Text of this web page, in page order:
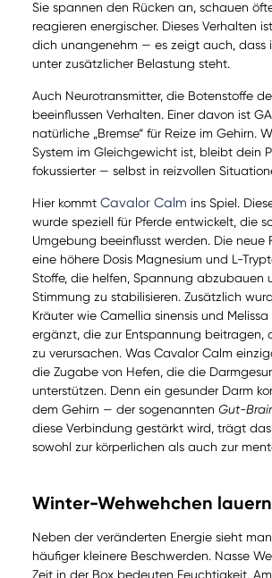
Sie spannen den Rücken an, schauen
reagieren energischer. Dieses Verhalten
dich unangenehm — es zeigt auch, dass
unter zusätzlicher Belastung steht.
Auch Neurotransmitter, die Botenstoffe
beeinflussen Verhalten. Einer davon ist
natürliche „Bremse“ für Reize im Gehirn.
System im Gleichgewicht ist, bleibt dein
fokussierter — selbst in reizvollen
Hier kommt Cavalor Calm ins Spiel.
wurde speziell für Pferde entwickelt, die
Umgebung beeinflusst werden. Die neue
eine höhere Dosis Magnesium und L-
Stoffe, die helfen, Spannung abzubauen
Stimmung zu stabilisieren. Zusätzlich
Kräuter wie Camellia sinensis und
ergänzt, die zur Entspannung beitragen,
zu verursachen. Was Cavalor Calm
die Zugabe von Hefen, die die
unterstützen. Denn ein gesunder Darm
dem Gehirn — der sogenannten Gut-
diese Verbindung gestärkt wird, trägt
sowohl zur körperlichen als auch zur
Winter-Wehwehchen lauern
Neben der veränderten Energie sieht
häufiger kleinere Beschwerden. Nasse
Zeit in der Box bedeuten Feuchtigkeit,